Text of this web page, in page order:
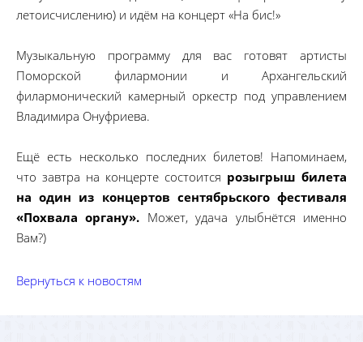
летоисчислению) и идём на концерт «На бис!»
Музыкальную программу для вас готовят артисты
Поморской филармонии и Архангельский
филармонический камерный оркестр под управлением
Владимира Онуфриева.
Ещё есть несколько последних билетов! Напоминаем,
что завтра на концерте состоится розыгрыш билета
на один из концертов сентябрьского фестиваля
«Похвала органу». Может, удача улыбнётся именно
Вам?)
Вернуться к новостям